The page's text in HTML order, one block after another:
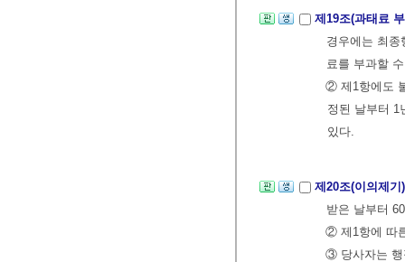
제19조(과태료
경우에는 최
료를 부과할
② 제1항에도
정된 날부터 1
있다.
제20조(이의제
받은 날부터
② 제1항에 따
③ 당사자는